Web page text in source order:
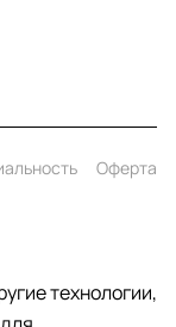
Оферта
технологии,